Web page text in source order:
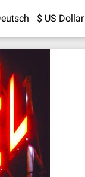
$ US Dollar